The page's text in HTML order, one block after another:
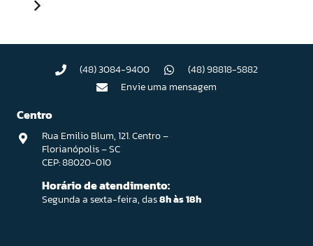
(48) 3084-9400
(48) 98818-5882
Envie uma mensagem
Centro
Rua Emilio Blum, 121. Centro –
Florianópolis – SC
CEP: 88020-010
Horário de atendimento:
Segunda a sexta-feira, das8h às 18h